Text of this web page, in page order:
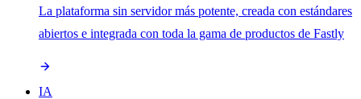
La plataforma sin servidor más potente, creada con estándares
abiertos e integrada con toda la gama de productos de Fastly
IA